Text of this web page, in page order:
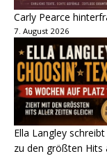
Carly Pearce
7. August 2026
Ella Langley
zu den größten Hits